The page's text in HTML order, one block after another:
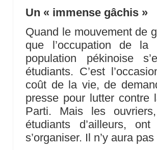
Un « immense gâchis »
Quand le mouvement de
que l’occupation de la
population pékinoise
étudiants. C’est
coût de la vie, de
presse pour lutter contre
Parti. Mais les
étudiants d’ailleurs,
s’organiser. Il n’y aura